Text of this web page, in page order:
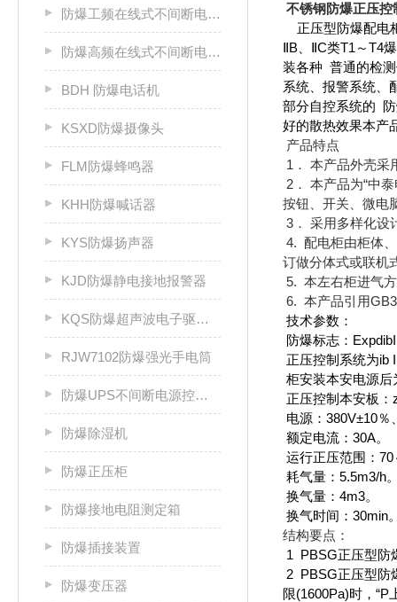
防爆工频在线式不间断电源箱
防爆高频在线式不间断电源箱
BDH 防爆电话机
KSXD防爆摄像头
FLM防爆蜂鸣器
KHH防爆喊话器
KYS防爆扬声器
KJD防爆静电接地报警器
KQS防爆超声波电子驱鼠器
RJW7102防爆强光手电筒
防爆UPS不间断电源控制柜
防爆除湿机
防爆正压柜
防爆接地电阻测定箱
防爆插接装置
防爆变压器
不锈钢防爆正压控
正压型防爆配电
ⅡB、ⅡC类T1～T4
装各种 普通的检
系统、报警系统、
部分自控系统的
好的散热效果本产
产品特点
1． 本产品外壳采
2． 本产品为“中
按钮、开关、微电
3． 采用多样化设
4. 配电柜由柜体
订做分体式或联机
5. 本左右柜进气
6. 本产品引用
技术参数：
防爆标志：
正压控制系统为ib
柜安装本安电源后
正压控制本安板
电源：380V±10％
额定电流：30A。
运行正压范围：70
耗气量：5.5m3/h
换气量：4m3。
换气时间：30min
结构要点：
1 PBSG正压型防
2 PBSG正压型防
限(1600Pa)时，